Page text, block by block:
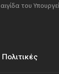
του